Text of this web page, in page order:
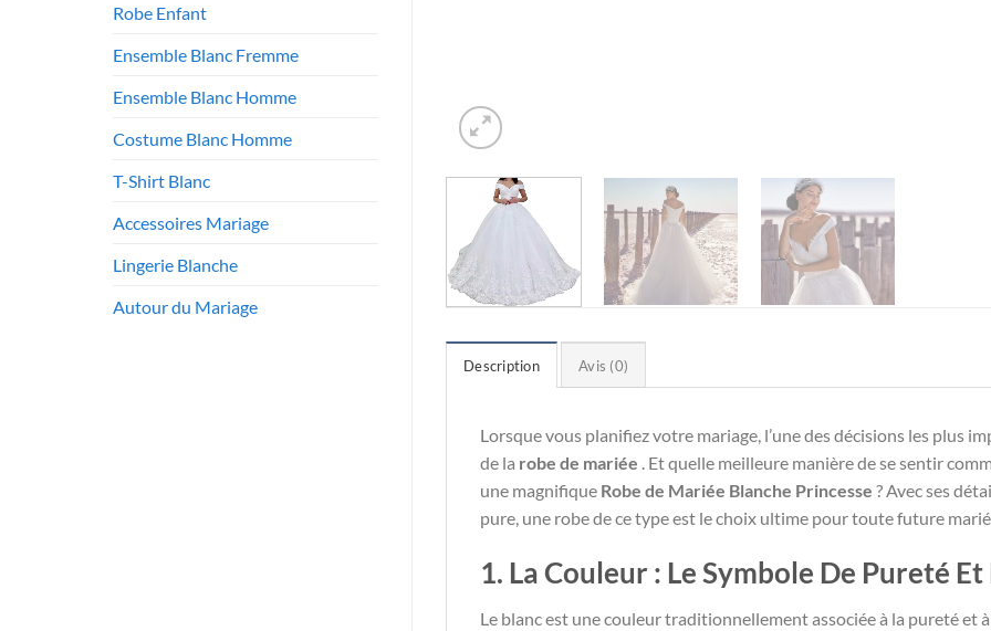
Robe Enfant
Ensemble Blanc Fremme
Ensemble Blanc Homme
Costume Blanc Homme
T-Shirt Blanc
Accessoires Mariage
Lingerie Blanche
Autour du Mariage
Description Avis (0)
Lorsque vous planifiez votre mariage, l’une des décisions les plus
de la robe de mariée . Et quelle meilleure manière de se sentir
une magnifique Robe de Mariée Blanche Princesse ? Avec ses
pure, une robe de ce type est le choix ultime pour toute future
1. La Couleur : Le Symbole De Pureté Et
Le blanc est une couleur traditionnellement associée à la pureté et